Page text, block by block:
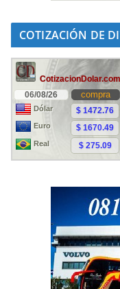
COTIZACIÓN DE